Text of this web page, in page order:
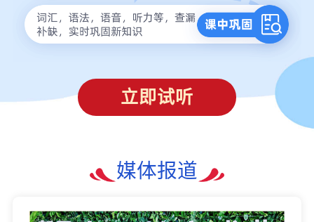
立即试听
媒体报道